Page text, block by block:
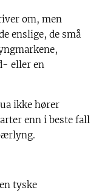
om, men
enslige, de små
eller en
ikke hører
enn i beste fall
tyske